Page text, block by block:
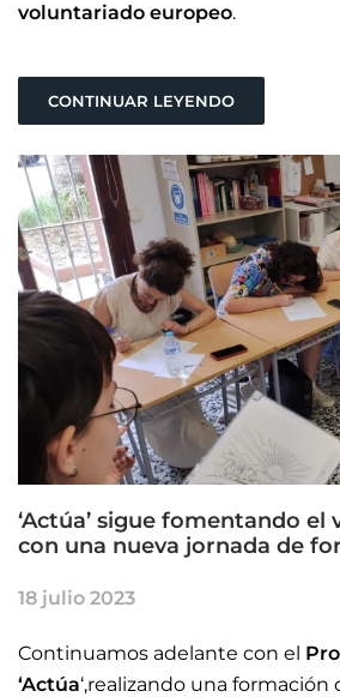
voluntariado europeo.
CONTINUAR LEYENDO
‘Actúa’ sigue fomentando
con una nueva jornada de
18 julio 2023
Continuamos adelante con el
‘Actúa‘,realizando una formación